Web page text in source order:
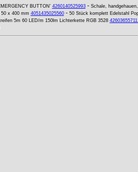
BUTTON' 4260140525993- Schale,
x 400 mm 4051435025560- 50 Stück komplett Edelstahl
5m 60 LED/m 150lm Lichterkette RGB 3528